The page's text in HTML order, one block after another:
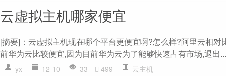
云虚拟主机哪家便宜
[摘要]：云虚拟主机现在哪个平台更便宜啊?怎么样?阿里云相对
前华为云比较便宜,因为目前华为云为了能够快速占有市场,退出...
yx 12-10 33 499 云主机